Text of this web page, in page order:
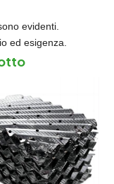
evidenti.
ed esigenza.